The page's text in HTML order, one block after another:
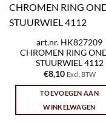
art.nr. HK827209
CHROMEN RING
STUURWIEL 4112
€8,10 Excl. BTW
TOEVOEGEN AAN
WINKELWAGEN